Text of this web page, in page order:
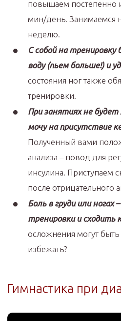
повышаем постепенно
мин/день. Занимаемся
неделю.
С собой на тренировку
воду (пьем больше!) и
состояния ног также
тренировки.
При занятиях не
мочу на присутствие
Полученный вами
анализа – повод для
инсулина. Приступаем
после отрицательного
Боль в груди или ногах
тренировки и сходить
осложнения могут быть
избежать?
Гимнастика при